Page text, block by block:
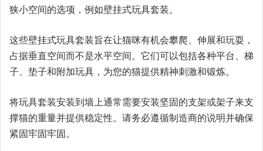
狭小空间的选项，例如壁挂式玩具套装。
这些壁挂式玩具套装旨在让猫咪有机会攀爬、伸展和玩耍，
占据垂直空间而不是水平空间。它们可以包括各种平台、梯
子、垫子和附加玩具，为您的猫提供精神刺激和锻炼。
将玩具套装安装到墙上通常需要安装坚固的支架或架子来支
撑猫的重量并提供稳定性。请务必遵循制造商的说明并确保
紧固牢固牢固。